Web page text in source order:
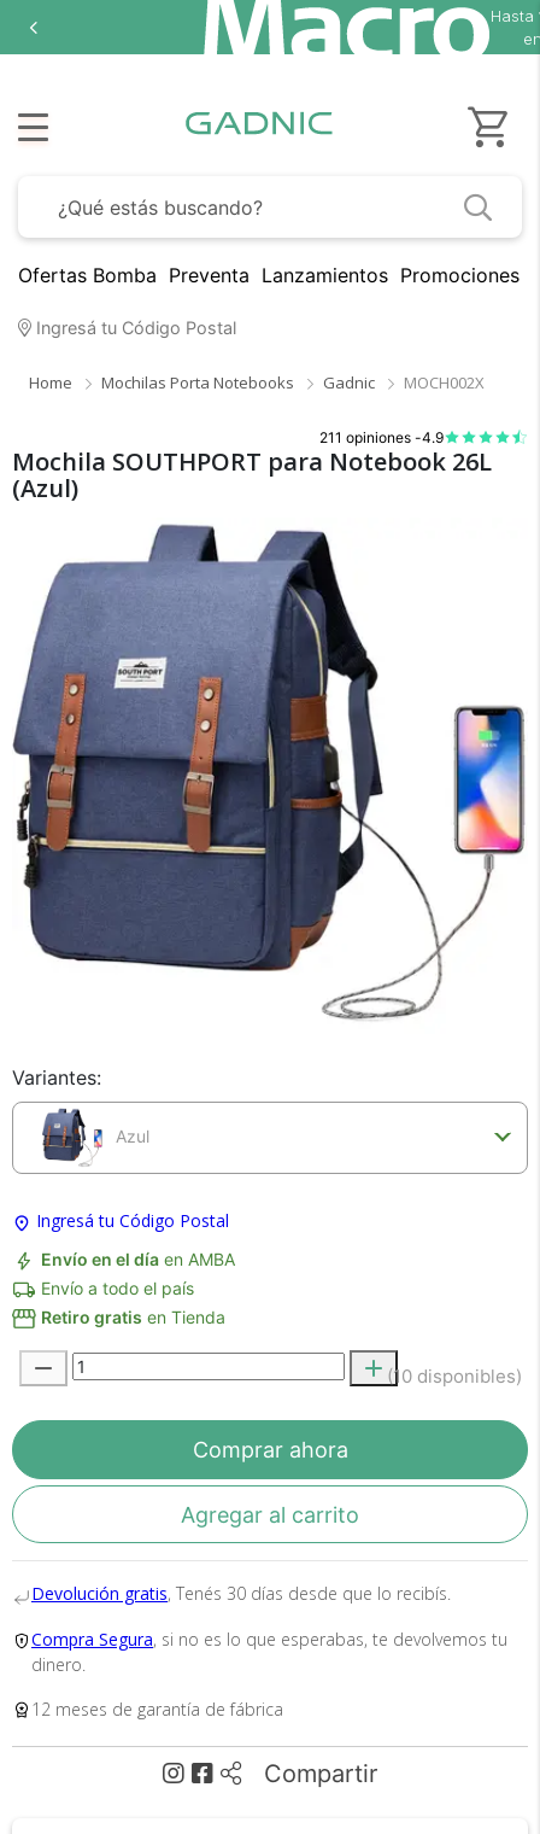
Hasta
Ofertas Bomba Preventa Lanzamientos Promociones
Ingresá tu Código Postal
Home Mochilas Porta Notebooks Gadnic MOCH002X
211 opiniones -4.9
Mochila SOUTHPORT para Notebook 26L
(Azul)
Variantes:
Azul
Ingresá tu Código Postal
Envío en el día en AMBA
Envío a todo el país
Retiro gratis en Tienda
(10 disponibles)
Comprar ahora
Agregar al carrito
Devolución gratis, Tenés 30 días desde que lo recibís.
Compra Segura, si no es lo que esperabas, te devolvemos tu
dinero.
12 meses de garantía de fábrica
Compartir
Recibí el producto que esperabas o
En Bidcom te aseguramos recibir el producto
Cumplimos con los más altos estándares de